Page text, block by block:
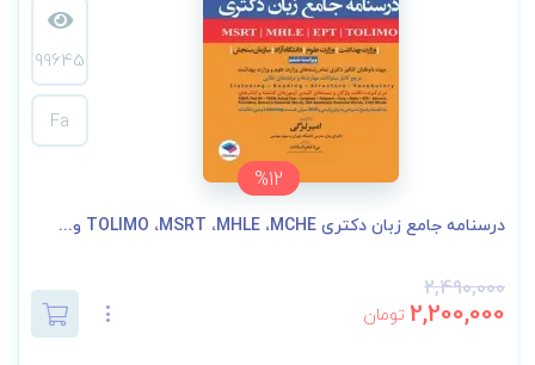
%12
99645
Fa
درسنامه جامع زبان دکتری TOLIMO ،MSRT ،MHLE ،MCHE و...
2,490,000
2,200,000 تومان